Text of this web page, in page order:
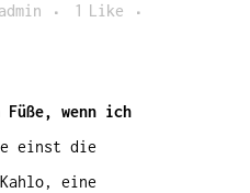
admin 1 Like
Füße, wenn ich
einst die
eine